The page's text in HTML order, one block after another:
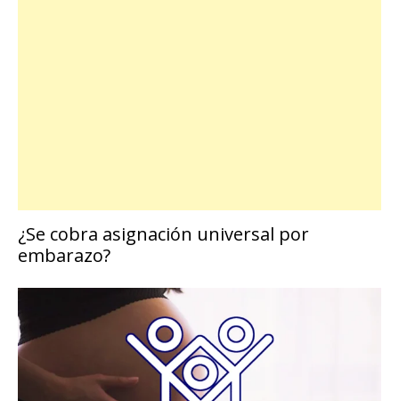
¿Se cobra asignación universal por
embarazo?